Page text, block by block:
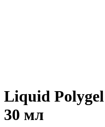
Liquid
30 мл